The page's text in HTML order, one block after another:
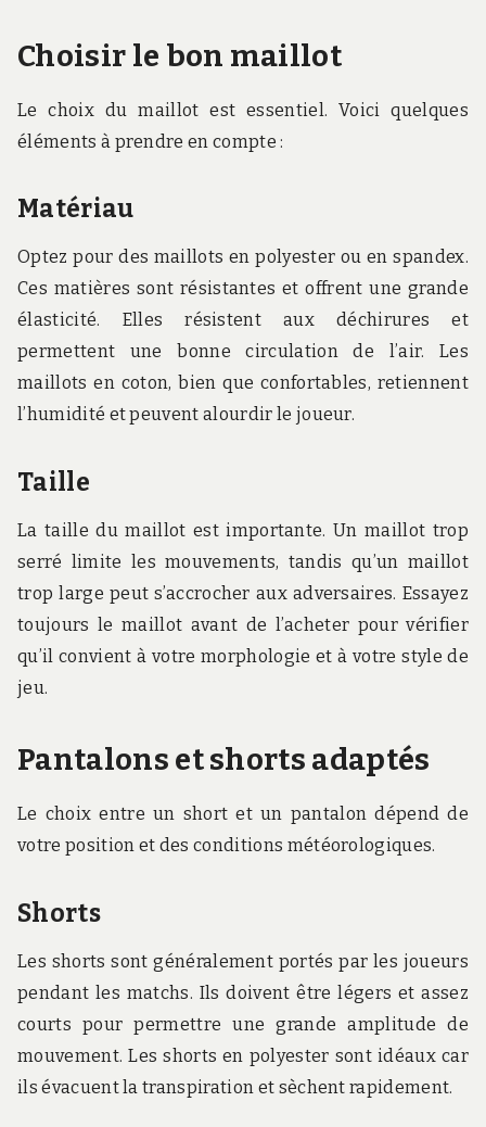
Choisir le bon maillot
Le choix du maillot est essentiel. Voici quelques
éléments à prendre en compte :
Matériau
Optez pour des maillots en polyester ou en spandex.
Ces matières sont résistantes et offrent une grande
élasticité. Elles résistent aux déchirures et
permettent une bonne circulation de l’air. Les
maillots en coton, bien que confortables, retiennent
l’humidité et peuvent alourdir le joueur.
Taille
La taille du maillot est importante. Un maillot trop
serré limite les mouvements, tandis qu’un maillot
trop large peut s’accrocher aux adversaires. Essayez
toujours le maillot avant de l’acheter pour vérifier
qu’il convient à votre morphologie et à votre style de
jeu.
Pantalons et shorts adaptés
Le choix entre un short et un pantalon dépend de
votre position et des conditions météorologiques.
Shorts
Les shorts sont généralement portés par les joueurs
pendant les matchs. Ils doivent être légers et assez
courts pour permettre une grande amplitude de
mouvement. Les shorts en polyester sont idéaux car
ils évacuent la transpiration et sèchent rapidement.